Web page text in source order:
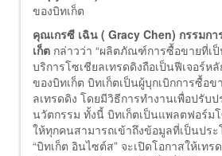
ของบิทเก็ต
คุณเกรซี เฉิน ( Gracy Chen) กรรมก
เก็ต กล่าวว่า “ผลิตภัณฑ์การซื้อขายที่เ
บริการโซเชียลเทรดดิงถือเป็นฟีเจอร์ห
ของบิทเก็ต บิทเก็ตเป็นผู้บุกเบิกการซื้อ
ลเทรดดิง โดยมีวิธีการทำงานเพื่อปรั
นวัตกรรม ทั้งนี้ บิทเก็ตเป็นแพลตฟอร์ม
ให้ทุกคนสามารถเข้าถึงข้อมูลที่เป็นปร
“บิทเก็ต อินไซต์ส” จะเปิดโอกาสให้เทร